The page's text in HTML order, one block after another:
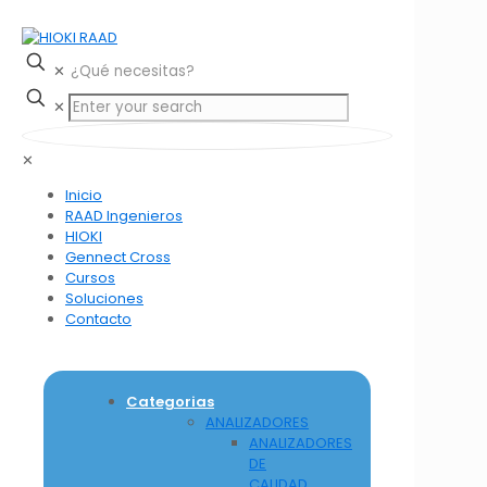
✕
✕
✕
Inicio
RAAD Ingenieros
HIOKI
Gennect Cross
Cursos
Soluciones
Contacto
Categorias
ANALIZADORES
ANALIZADORES
DE